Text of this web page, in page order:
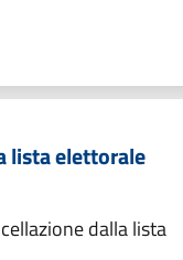
lista elettorale
dalla lista